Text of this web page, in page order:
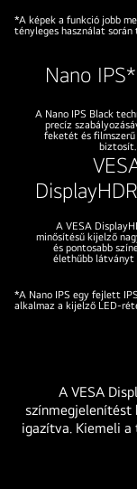
monitor
asztalon
tablet,
fejhallgató
*A képek a funkció jobb
tényleges használat
Nano
A Nano IPS Black
precíz
feketét és
biztosít.
A VESA
minősítésű kijelző
és pontosabb
élethűbb látványt
*A Nano IPS egy fejlett
alkalmaz a kijelző LED-
A VESA
színmegjelenítést
igazítva. Kiemeli